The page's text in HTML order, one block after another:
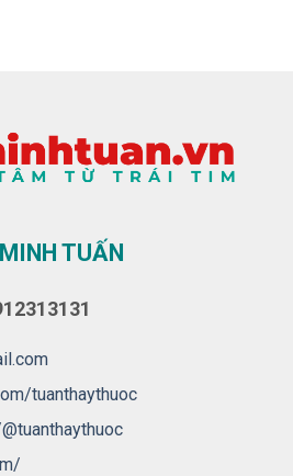
TUẤN
tuanthaythuoc